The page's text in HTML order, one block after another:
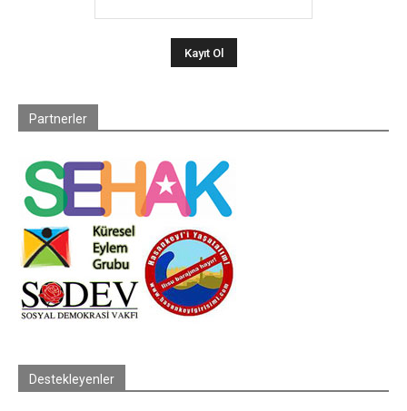
Partnerler
Destekleyenler